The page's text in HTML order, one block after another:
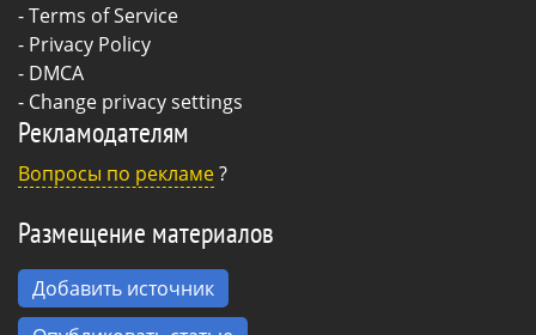
-Terms of Service
- Privacy Policy
- DMCA
- Change privacy settings
Рекламодателям
Вопросы по рекламе?
Размещение материалов
Добавить источник